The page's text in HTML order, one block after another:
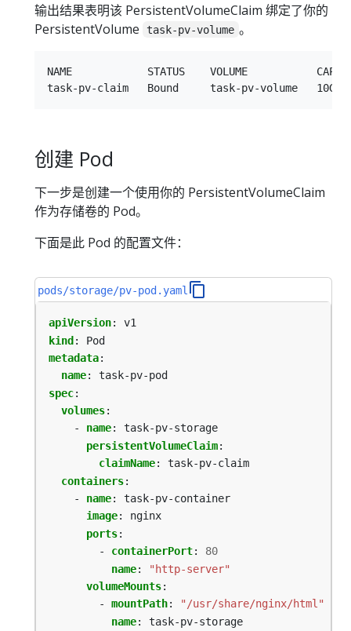
输出结果表明该 PersistentVolumeClaim 绑定了你的
PersistentVolume
task-pv-volume 。
NAME            STATUS    VOLUME           CAPACITY
创建 Pod
下一步是创建一个使用你的 PersistentVolumeClaim
作为存储卷的 Pod。
下面是此 Pod 的配置文件：
pods/storage/pv-pod.yaml
apiVersion:
v1
kind:
Pod
metadata:
name:
task-pv-pod
spec:
volumes:
- name:
task-pv-storage
persistentVolumeClaim:
claimName:
task-pv-claim
containers:
- name:
task-pv-container
image:
nginx
ports:
- containerPort:
80
name:
"http-server"
volumeMounts:
- mountPath:
"/usr/share/nginx/html"
name: task-pv-storage